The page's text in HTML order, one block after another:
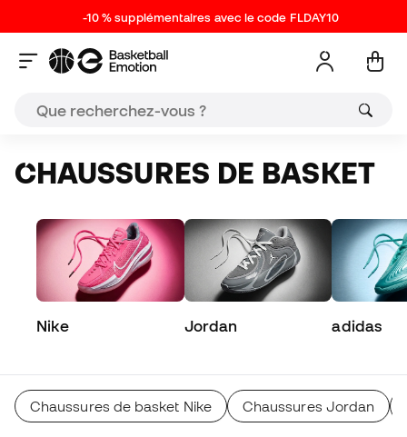
-10 % supplémentaires avec le code FLDAY10
CHAUSSURES DE BASKET
Nike Jordan adidas
Chaussures de basket Nike Chaussures Jordan